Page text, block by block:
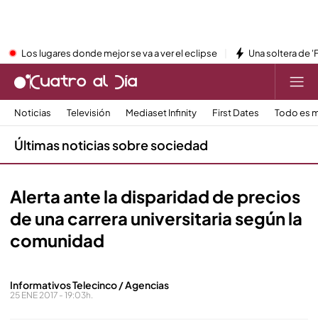
Los lugares donde mejor se va a ver el eclipse Una soltera de
Noticias Televisión Mediaset Infinity First Dates Todo es
Últimas noticias sobre sociedad
Alerta ante la disparidad de precios
de una carrera universitaria según la
comunidad
Informativos Telecinco / Agencias
25 ENE 2017 - 19:03h.